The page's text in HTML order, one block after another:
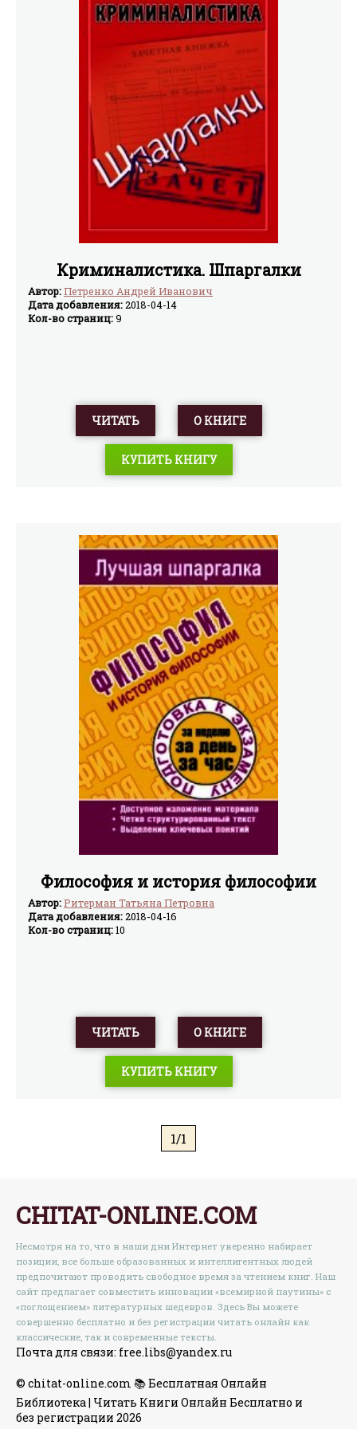
планировалось ими на момент начала вторжения?
Откуда взялись талибы и как они смогли захватить
власть в такой короткий отрезок времени? Почему они
снова набирают силу и в чем секрет их упорства и
живучести их идеологии, которая с успехом
противостоит пресловутым западным ценностям?
Почему США все еще находятся на территории страны,
хотя “террористы” (Аль-Каида и бин Ладен) по
большому счету побеждены? На все эти и многие
другие вопросы, связанные с Афганистаном и
движением Талибан, в частности, требуется дать
потерпела поражение, а вместе с ней под обломками
советской империи оказались погребены и многие ее
философские, политические, экономические,
культурные составляющие. Были разработаны и
внедрены новые средства производства, рабочий класс
перестал играть главенствующую роль не только в
политической жизни стран бывшего соцлагеря, но и в
производственно-экономической жизни
постсоветского общества. Появились другие классы,
которые стали играть важную роль в производственных
процессах, пролетариат теперь не является самым
многочисленным классом. Существуют попытки
перестроить устаревшие положения марксистской
теории под современные условия. Теория марксизма в
современном его понимании получила название
постмарксизм.
Криминалистика. Шпаргалки
Автор:Петренко Андрей Иванович
Дата добавления:2018-04-14
Кол-во страниц:9
ЧИТАТЬ О КНИГЕ
КУПИТЬ КНИГУ
Философия и история философии
Автор:Ритерман Татьяна Петровна
Дата добавления:2018-04-16
Кол-во страниц:10
ЧИТАТЬ О КНИГЕ
КУПИТЬ КНИГУ
1/1
CHITAT-ONLINE.COM
Несмотря на то, что в наши дни Интернет уверенно набирает
позиции, все больше образованных и интеллигентных людей
предпочитают проводить свободное время за чтением книг. Наш
сайт предлагает совместить инновации «всемирной паутины» с
«поглощением» литературных шедевров. Здесь Вы можете
совершенно бесплатно и без регистрации читать онлайн как
классические, так и современные тексты.
Почта для связи: free.libs@yandex.ru
© chitat-online.com 📚 Бесплатная Онлайн
Библиотека | Читать Книги Онлайн Бесплатно и
без регистрации 2026